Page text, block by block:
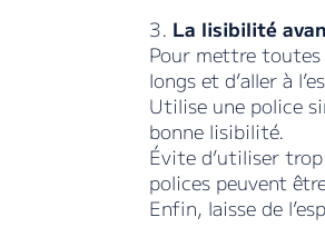
3. La lisibilité
Pour mettre toutes
longs et d’aller à
Utilise une police
bonne lisibilité.
Évite d’utiliser
polices peuvent
Enfin, laisse de